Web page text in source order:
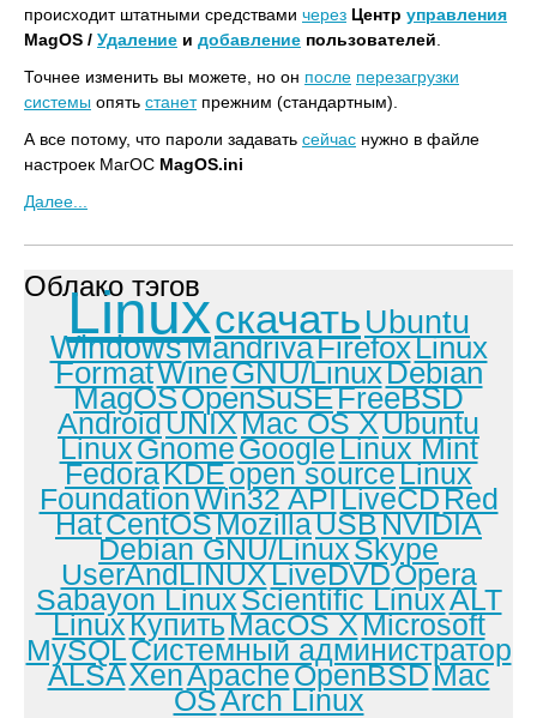
происходит штатными средствами через Центр управления
MagOS / Удаление и добавление пользователей
Точнее изменить вы можете, но он после перезагрузки
системы опять станетпрежним (стандартным).
А все потому, что пароли задавать сейчас нужно в файле
настроек МагОС MagOS.ini
Далее...
Облако тэгов
Linuxскачать Ubuntu
WindowsMandrivaFirefoxLinux
FormatWineGNU/LinuxDebian
MagOSOpenSuSEFreeBSD
AndroidUNIXMac OS XUbuntu
LinuxGnomeGoogleLinux Mint
FedoraKDEopen sourceLinux
FoundationWin32 APILiveCDRed
HatCentOSMozillaUSBNVIDIA
Debian GNU/LinuxSkype
UserAndLINUXLiveDVDOpera
Sabayon LinuxScientific LinuxALT
LinuxКупитьMacOS XMicrosoft
MySQLСистемный администратор
ALSAXenApacheOpenBSDMac
OSArch Linux